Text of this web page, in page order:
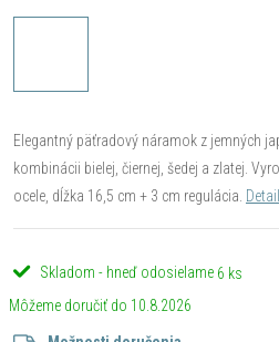
Elegantný päťradový náramok z jemných
kombinácii bielej, čiernej, šedej a zlatej.
ocele, dĺžka 16,5 cm + 3 cm regulácia.
Skladom - hneď odosielame 6 ks
10.8.2026